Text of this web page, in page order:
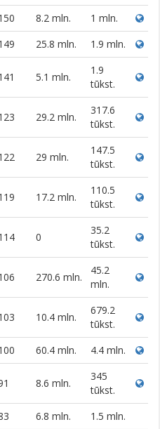
8.2 mln.
1 mln.
25.8 mln. 1.9 mln.
5.1 mln.
1.9
tūkst.
29.2 mln.
317.6
tūkst.
29 mln.
147.5
tūkst.
17.2 mln.
110.5
tūkst.
0
35.2
tūkst.
270.6 mln.
45.2
mln.
10.4 mln.
679.2
tūkst.
60.4 mln. 4.4 mln.
8.6 mln.
345
tūkst.
6.8 mln. 1.5 mln.